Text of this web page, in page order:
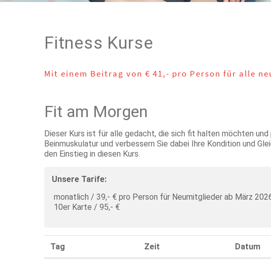
Fitness Kurse
Mit einem Beitrag von € 41,- pro Person für alle
Fit am Morgen
Dieser Kurs ist für alle gedacht, die sich fit halten möchten
Beinmuskulatur und verbessern Sie dabei Ihre Kondition und
den Einstieg in diesen Kurs.
Unsere Tarife:
monatlich / 39,- € pro Person für Neumitglieder ab März
10er Karte / 95,- €
Tag Zeit Datum